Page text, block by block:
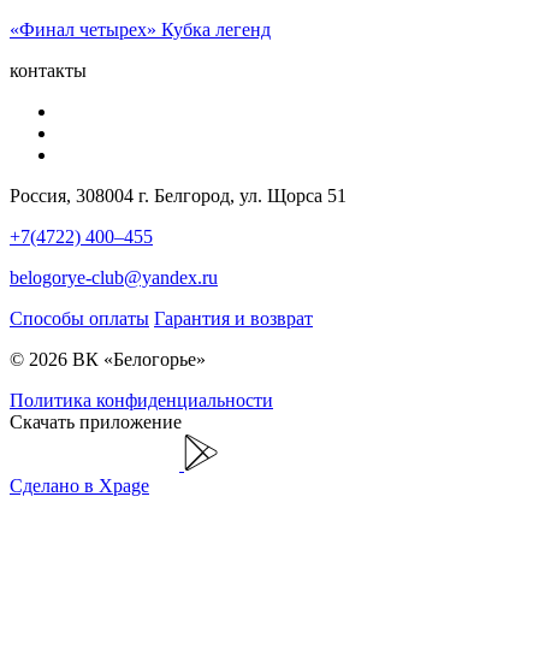
«Финал четырех» Кубка легенд
контакты
Россия, 308004 г. Белгород, ул. Щорса 51
+7(4722) 400–455
belogorye-club@yandex.ru
Способы оплаты Гарантия и возврат
© 2026 ВК «Белогорье»
Политика конфиденциальности
Скачать приложение
Сделано в Xpage